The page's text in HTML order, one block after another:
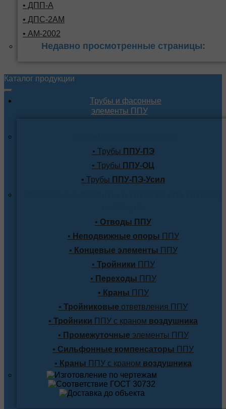
• ДПП-А
• ДПС-2АМ
• АМ-2002
Недавно просмотренные страницы:
Каталог продукции
Трубы и фасонные
элементы ППУ
• Трубы ППУ-ПЭ
• Трубы ППУ-ОЦ
• Трубы ППУ-ПЭ-Усил
• Отводы ППУ
• Неподвижные опоры ППУ
• Концевые элементы ППУ
• Тройники ППУ
• Переходы ППУ
• Краны ППУ
• Тройниковые ответвления ППУ
• Тройники ППУ с краном воздушника
• Промежуточные элементы ППУ
• Сильфонные компенсаторы ППУ
• Краны ППУ с краном воздушника